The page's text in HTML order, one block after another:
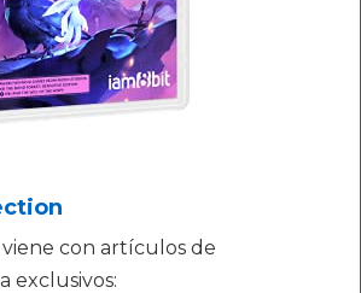
con artículos de
exclusivos: